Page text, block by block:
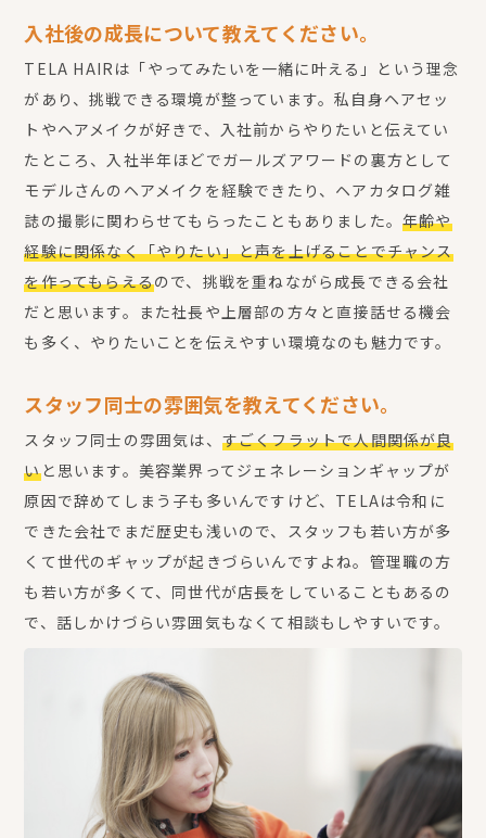
入社後の成長について教えてください。
TELA HAIRは「やってみたいを一緒に叶える」という理念
があり、挑戦できる環境が整っています。私自身ヘアセッ
トやヘアメイクが好きで、入社前からやりたいと伝えてい
たところ、入社半年ほどでガールズアワードの裏方として
モデルさんのヘアメイクを経験できたり、ヘアカタログ雑
誌の撮影に関わらせてもらったこともありました。年齢や
経験に関係なく「やりたい」と声を上げることでチャンス
を作ってもらえるので、挑戦を重ねながら成長できる会社
だと思います。また社長や上層部の方々と直接話せる機会
も多く、やりたいことを伝えやすい環境なのも魅力です。
スタッフ同士の雰囲気を教えてください。
スタッフ同士の雰囲気は、 すごくフラットで人間関係が良
いと思います。美容業界ってジェネレーションギャップが
原因で辞めてしまう子も多いんですけど、TELAは令和に
できた会社でまだ歴史も浅いので、スタッフも若い方が多
くて世代のギャップが起きづらいんですよね。管理職の方
も若い方が多くて、同世代が店長をしていることもあるの
で、話しかけづらい雰囲気もなくて相談もしやすいです。